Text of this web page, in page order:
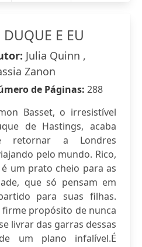
DUQUE E EU
Julia Quinn ,
Zanon
de Páginas: 288
Basset, o irresistível
de Hastings, acaba
retornar a Londres
pelo mundo. Rico,
um prato cheio para as
que só pensam em
para suas filhas.
propósito de nunca
livrar das garras dessas
um plano infalível.É